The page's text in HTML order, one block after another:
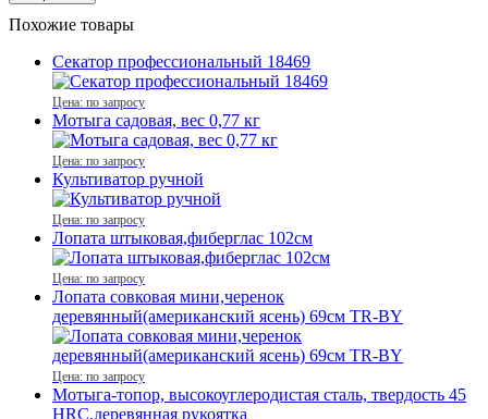
Похожие товары
Секатор профессиональный 18469
Цена: по запросу
Мотыга садовая, вес 0,77 кг
Цена: по запросу
Культиватор ручной
Цена: по запросу
Лопата штыковая,фиберглас 102см
Цена: по запросу
Лопата совковая мини,черенок
деревянный(американский ясень) 69см TR-BY
Цена: по запросу
Мотыга-топор, высокоуглеродистая сталь, твердость 45
HRC,деревянная рукоятка